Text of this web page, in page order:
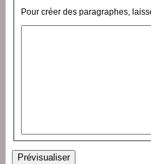
Pour créer des paragraphes,